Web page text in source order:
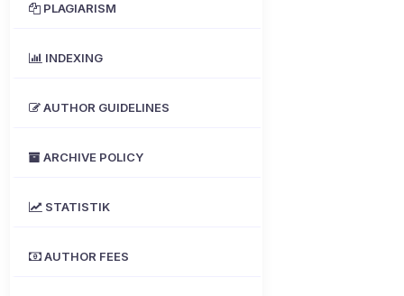
PLAGIARISM
INDEXING
AUTHOR GUIDELINES
ARCHIVE POLICY
STATISTIK
AUTHOR FEES